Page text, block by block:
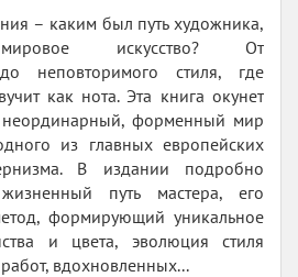
– каким был путь художника,
искусство? От
неповторимого стиля, где
как нота. Эта книга окунет
неординарный, форменный мир
из главных европейских
В издании подробно
жизненный путь мастера, его
формирующий уникальное
и цвета, эволюция стиля
вдохновленных...